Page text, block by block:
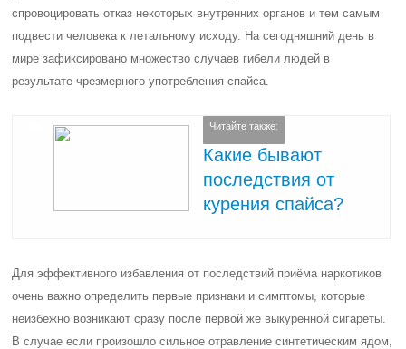
спровоцировать отказ некоторых внутренних органов и тем самым
подвести человека к летальному исходу. На сегодняшний день в
мире зафиксировано множество случаев гибели людей в
результате чрезмерного употребления спайса.
Читайте также:
Какие бывают
последствия от
курения спайса?
Для эффективного избавления от последствий приёма наркотиков
очень важно определить первые признаки и симптомы, которые
неизбежно возникают сразу после первой же выкуренной сигареты.
В случае если произошло сильное отравление синтетическим ядом,